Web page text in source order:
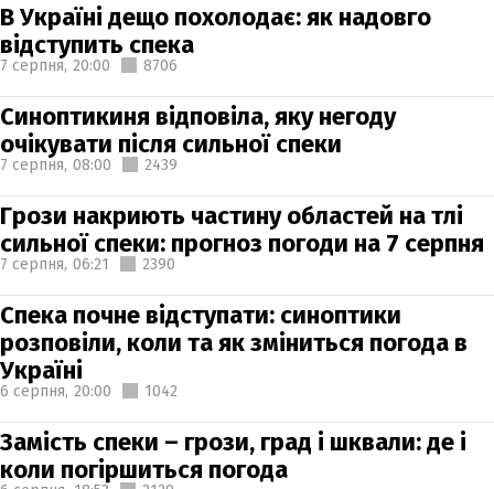
В Україні дещо похолодає: як надовго
відступить спека
7 серпня, 20:00 8706
Синоптикиня відповіла, яку негоду
очікувати після сильної спеки
7 серпня, 08:00 2439
Грози накриють частину областей на тлі
сильної спеки: прогноз погоди на 7 серпня
7 серпня, 06:21 2390
Спека почне відступати: синоптики
розповіли, коли та як зміниться погода в
Україні
6 серпня, 20:00 1042
Замість спеки – грози, град і шквали: де і
коли погіршиться погода